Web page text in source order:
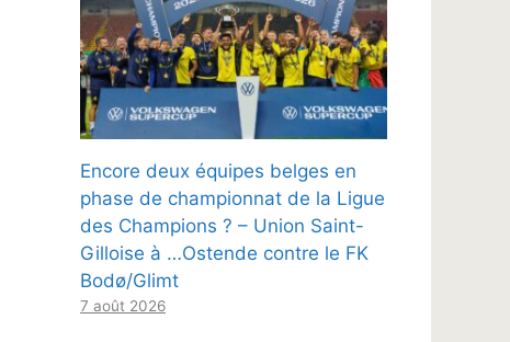
Encore deux équipes belges en
phase de championnat de la Ligue
des Champions ? – Union Saint-
Gilloise à …Ostende contre le FK
Bodø/Glimt
7 août 2026